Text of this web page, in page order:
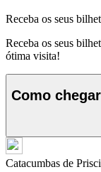
Receba os seus
Receba os seus
ótima visita!
Como chegar
Catacumbas de